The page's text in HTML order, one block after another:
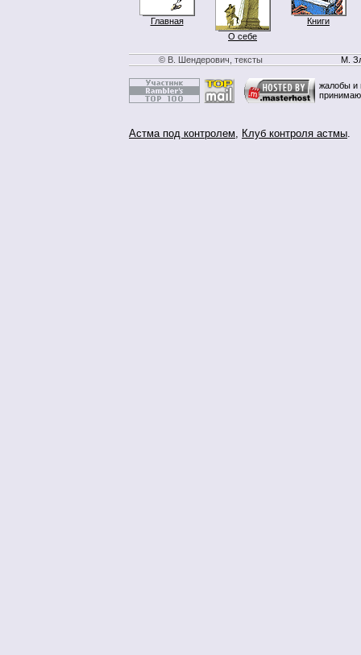
Главная
О себе
Книги
© В. Шендерович, тексты М.
жалобы и
Астма под контролем, Клуб контроля астмы.